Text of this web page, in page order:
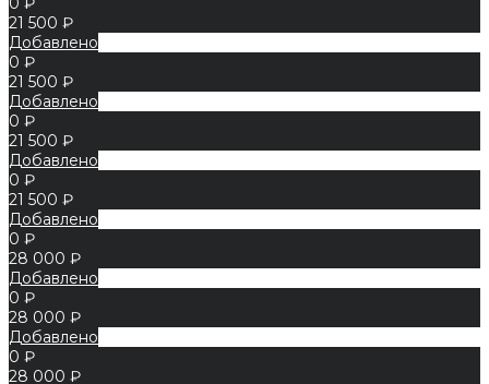
21 500 ₽
Добавлено
0 ₽
21 500 ₽
Добавлено
0 ₽
21 500 ₽
Добавлено
0 ₽
21 500 ₽
Добавлено
0 ₽
28 000 ₽
Добавлено
0 ₽
28 000 ₽
Добавлено
0 ₽
28 000 ₽